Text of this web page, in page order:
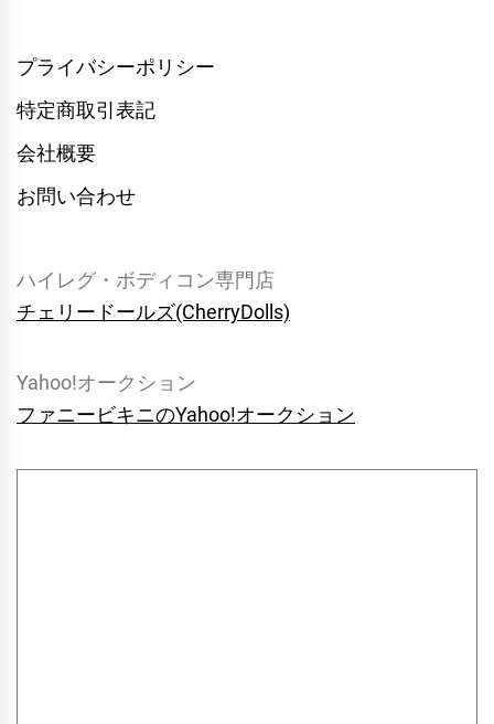
プライバシーポリシー
特定商取引表記
会社概要
お問い合わせ
ハイレグ・ボディコン専門店
チェリードールズ(CherryDolls)
Yahoo!オークション
ファニービキニのYahoo!オークション